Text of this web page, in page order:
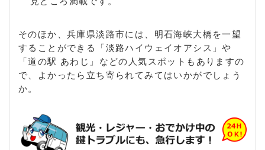
そのほか、兵庫県淡路市には、明石海峡大橋を一望
することができる「淡路ハイウェイオアシス」や
「道の駅 あわじ」などの人気スポットもありますの
で、よかったら立ち寄られてみてはいかがでしょう
か。